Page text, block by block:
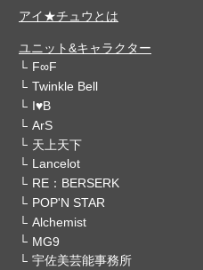
アイ★チュウとは
ユニット&キャラクター
F∞F
Twinkle Bell
I♥B
ArS
天上天下
Lancelot
RE：BERSERK
POP'N STAR
Alchemist
MG9
宇佐美芸能事務所